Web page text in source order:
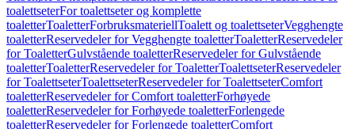
toalettseterFor toalettseter og komplette
toaletterToaletterForbruksmateriellToalett og toalettseterVegghengte
toaletterReservedeler for Vegghengte toaletterToaletterReservedeler
for ToaletterGulvstående toaletterReservedeler for Gulvstående
toaletterToaletterReservedeler for ToaletterToalettseterReservedeler
for ToalettseterToalettseterReservedeler for ToalettseterComfort
toaletterReservedeler for Comfort toaletterForhøyede
toaletterReservedeler for Forhøyede toaletterForlengede
toaletterReservedeler for Forlengede toaletterComfort